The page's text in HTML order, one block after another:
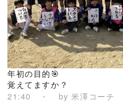
年初の目的🎯
覚えてますか？
by米澤コーチ
21:40